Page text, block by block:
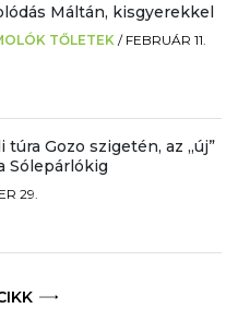
Máltán, kisgyerekkel
TŐLETEK / FEBRUÁR 11.
Gozo szigetén, az „új”
Sólepárlókig
29.